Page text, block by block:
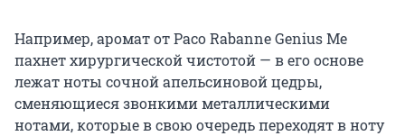
Например, аромат от Paco Rabanne Genius Me
пахнет хирургической чистотой — в его основе
лежат ноты сочной апельсиновой цедры,
сменяющиеся звонкими металлическими
нотами, которые в свою очередь переходят в ноту